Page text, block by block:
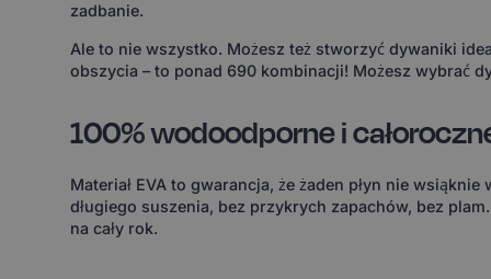
zadbanie.
Ale to nie wszystko. Możesz też stworzyć dywaniki
obszycia – to ponad 690 kombinacji! Możesz wybrać
100% wodoodporne i
Materiał EVA to gwarancja, że żaden płyn nie
długiego suszenia, bez przykrych zapachów, bez
na cały rok.